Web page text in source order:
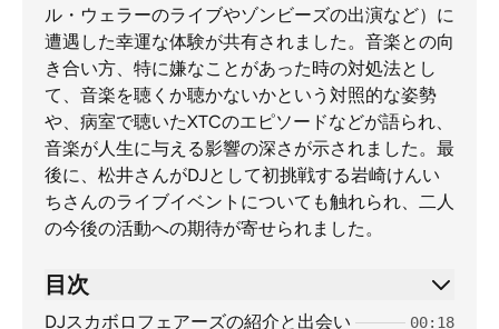
ル・ウェラーのライブやゾンビーズの出演など）に
遭遇した幸運な体験が共有されました。音楽との向
き合い方、特に嫌なことがあった時の対処法とし
て、音楽を聴くか聴かないかという対照的な姿勢
や、病室で聴いたXTCのエピソードなどが語られ、
音楽が人生に与える影響の深さが示されました。最
後に、松井さんがDJとして初挑戦する岩崎けんい
ちさんのライブイベントについても触れられ、二人
の今後の活動への期待が寄せられました。
目次
DJスカボロフェアーズの紹介と出会い 00:18